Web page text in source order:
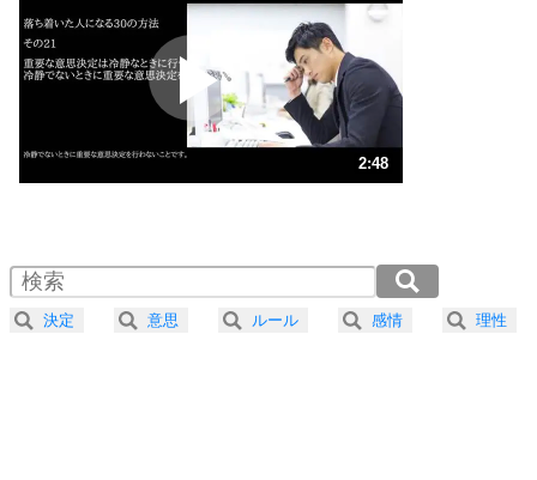
ポジティブになれない原因は、行動しないから。
ポジティブ思考になる30の方法
ストレス対策
人生、なんとかなるもの。
気楽に生きる30の方法
4 器の大きい人は、怒りを優しさで表現する。
プラス思考
2:48
2.0倍速 （330KB 1分24秒）
2.5倍速 （264KB 1分7秒）
3.0倍速 （221KB 56秒）
決定 意思 ルール 感情 理性